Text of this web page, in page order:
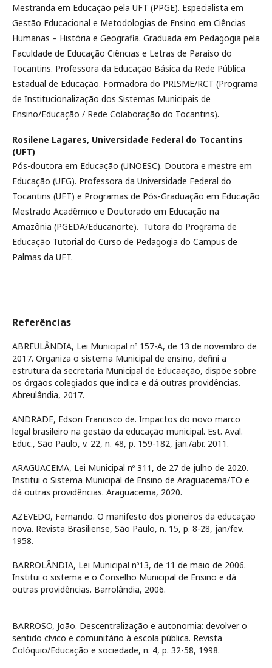
Mestranda em Educação pela UFT (PPGE). Especialista em
Gestão Educacional e Metodologias de Ensino em Ciências
Humanas – História e Geografia. Graduada em Pedagogia pela
Faculdade de Educação Ciências e Letras de Paraíso do
Tocantins. Professora da Educação Básica da Rede Pública
Estadual de Educação. Formadora do PRISME/RCT (Programa
de Institucionalização dos Sistemas Municipais de
Ensino/Educação / Rede Colaboração do Tocantins).
Rosilene Lagares, Universidade Federal do Tocantins
(UFT)
Pós-doutora em Educação (UNOESC). Doutora e mestre em
Educação (UFG). Professora da Universidade Federal do
Tocantins (UFT) e Programas de Pós-Graduação em Educação
Mestrado Acadêmico e Doutorado em Educação na
Amazônia (PGEDA/Educanorte). Tutora do Programa de
Educação Tutorial do Curso de Pedagogia do Campus de
Palmas da UFT.
Referências
ABREULÂNDIA, Lei Municipal nº 157-A, de 13 de novembro de
2017. Organiza o sistema Municipal de ensino, defini a
estrutura da secretaria Municipal de Educaação, dispõe sobre
os órgãos colegiados que indica e dá outras providências.
Abreulândia, 2017.
ANDRADE, Edson Francisco de. Impactos do novo marco
legal brasileiro na gestão da educação municipal. Est. Aval.
Educ., São Paulo, v. 22, n. 48, p. 159-182, jan./abr. 2011.
ARAGUACEMA, Lei Municipal nº 311, de 27 de julho de 2020.
Institui o Sistema Municipal de Ensino de Araguacema/TO e
dá outras providências. Araguacema, 2020.
AZEVEDO, Fernando. O manifesto dos pioneiros da educação
nova. Revista Brasiliense, São Paulo, n. 15, p. 8-28, jan/fev.
1958.
BARROLÂNDIA, Lei Municipal nº13, de 11 de maio de 2006.
Institui o sistema e o Conselho Municipal de Ensino e dá
outras providências. Barrolândia, 2006.
BARROSO, João. Descentralização e autonomia: devolver o
sentido cívico e comunitário à escola pública. Revista
Colóquio/Educação e sociedade, n. 4, p. 32-58, 1998.